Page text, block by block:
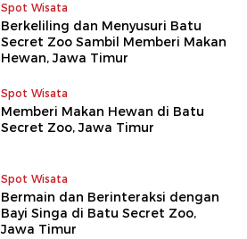
Spot Wisata
Berkeliling dan Menyusuri Batu
Secret Zoo Sambil Memberi Makan
Hewan, Jawa Timur
Spot Wisata
Memberi Makan Hewan di Batu
Secret Zoo, Jawa Timur
Spot Wisata
Bermain dan Berinteraksi dengan
Bayi Singa di Batu Secret Zoo,
Jawa Timur